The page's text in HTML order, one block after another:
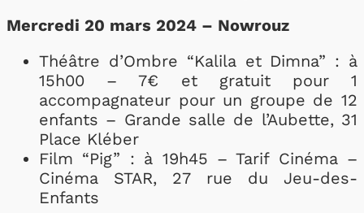
Mercredi 20 mars 2024 – Nowrouz
Théâtre d’Ombre “Kalila et Dimna” : à
15h00 – 7€ et gratuit pour 1
accompagnateur pour un groupe de 12
enfants – Grande salle de l’Aubette, 31
Place Kléber
Film “Pig” : à 19h45 – Tarif Cinéma –
Cinéma STAR, 27 rue du Jeu-des-
Enfants